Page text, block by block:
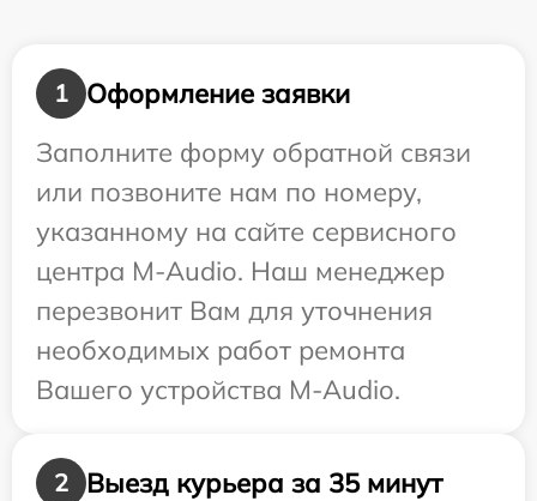
1
Оформление заявки
Заполните форму обратной связи
или позвоните нам по номеру,
указанному на сайте сервисного
центра M-Audio. Наш менеджер
перезвонит Вам для уточнения
необходимых работ ремонта
Вашего устройства M-Audio.
2
Выезд курьера за 35 минут